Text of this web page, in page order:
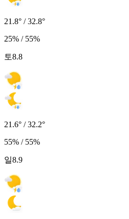
21.8° / 32.8°
25% / 55%
토8.8
21.6° / 32.2°
55% / 55%
일8.9